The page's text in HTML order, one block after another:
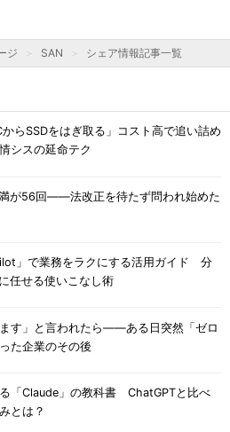
ジ SAN シェア情報記事一覧
からSSDをはぎ取る」コスト高で追い詰め
シスの延命テク
が56回――法改正を待たず問われ始めた
」で業務をラクにする活用ガイド 分
任せる使いこなし術
ます」と言われたら――ある日突然「ゼロ
た企業のその後
「Claude」の教科書 ChatGPTと比べ
とは？